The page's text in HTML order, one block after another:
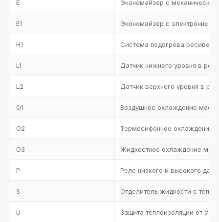
электронным расширительным вентилем для
каждого контура хладагента
Кожух-трубный испаритель с теплоизоляцией, реле
протока, сервисные вентили для дренажа и сброса
воздуха
Трубопровод всасывания с теплоизоляцией
Металлическая окрашенная рама
Манометры высокого и низкого давления
Коллектор всасывания с теплоизоляцией
Два предохранительных клапана с трехходовым
вентилем на ресивере хладагента
Запорные вентили на агрегате
Отделитель масла с нагревателем, термостатом,
реле низкого уровня масла, предохранительным
E Экономайзер с
E1 Экономайзер с электронным
H1 Система подогрева ресивера
L1 Датчик нижнего уровня в
L2 Датчик верхнего уровня в
O1 Воздушное охлаждение масла
O2 Термосифонное охлаждение
O3 Жидкостное охлаждение
P Реле низкого и высокого
S Отделитель жидкости с
U Защита теплоизоляции от УФ